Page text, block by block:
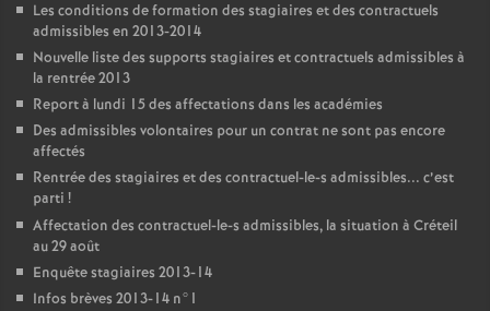
Les conditions de formation des stagiaires et des contractuels
admissibles en 2013-2014
Nouvelle liste des supports stagiaires et contractuels admissibles à
la rentrée 2013
Report à lundi 15 des affectations dans les académies
Des admissibles volontaires pour un contrat ne sont pas encore
affectés
Rentrée des stagiaires et des contractuel-le-s admissibles... c’est
parti !
Affectation des contractuel-le-s admissibles, la situation à Créteil
au 29 août
Enquête stagiaires 2013-14
Infos brèves 2013-14 n°1